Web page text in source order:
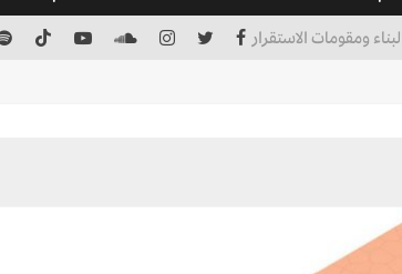
ومقومات الاستقرار